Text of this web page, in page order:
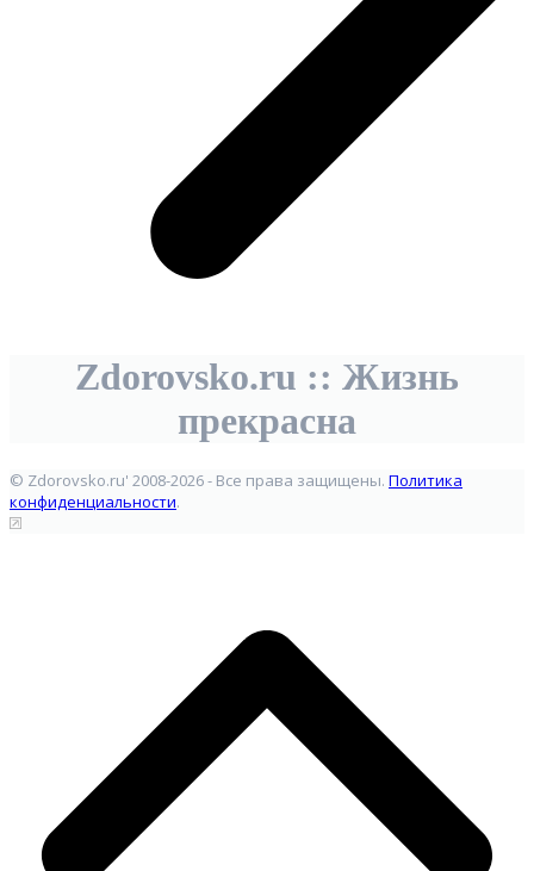
Zdorovsko.ru :: Жизнь
прекрасна
© Zdorovsko.ru' 2008-2026 - Все права защищены. Политика
конфиденциальности.